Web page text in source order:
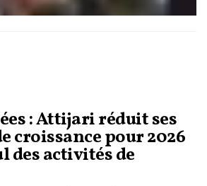
: Attijari réduit ses
croissance pour 2026
des activités de